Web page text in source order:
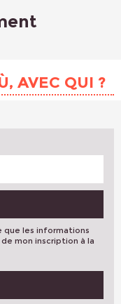
AVEC QUI ?
que les informations
mon inscription à la